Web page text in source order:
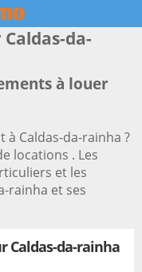
Caldas-da-
à louer
Caldas-da-rainha ?
locations . Les
et les
rainha et ses
Caldas-da-rainha